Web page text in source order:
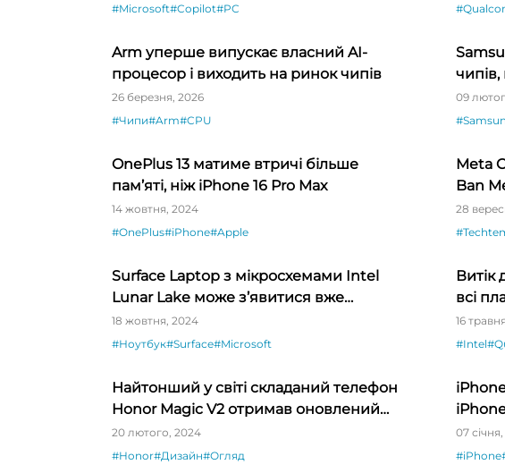
#Microsoft#Copilot#PC
Arm уперше випускає власний AI-
процесор і виходить на ринок чипів
26 березня, 2026
#Чипи#Arm#CPU
09
OnePlus 13 матиме втричі більше
пам’яті, ніж iPhone 16 Pro Max
14 жовтня, 2024
#OnePlus#iPhone#Apple
Meta
Ban
28
Surface Laptop з мікросхемами Intel
Lunar Lake може з’явитися вже
наступного року
18 жовтня, 2024
#Ноутбук#Surface#Microsoft
Витік
всі
16
#Intel
Найтонший у світі складаний телефон
Honor Magic V2 отримав оновлений
дизайн у стилі Porsche – огляд
20 лютого, 2024
#Honor#Дизайн#Огляд
07
#iPhone